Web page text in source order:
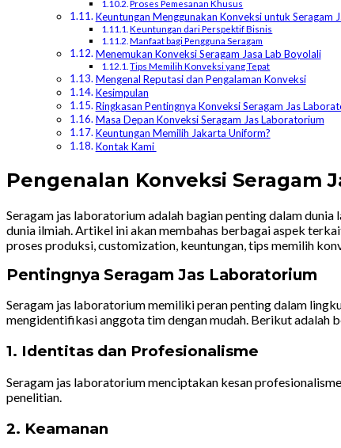
Proses Pemesanan Khusus
Keuntungan Menggunakan Konveksi untuk Seragam
Keuntungan dari Perspektif Bisnis
Manfaat bagi Pengguna Seragam
Menemukan Konveksi Seragam Jasa Lab Boyolali
Tips Memilih Konveksi yang Tepat
Mengenal Reputasi dan Pengalaman Konveksi
Kesimpulan
Ringkasan Pentingnya Konveksi Seragam Jas
Masa Depan Konveksi Seragam Jas Laboratorium
Keuntungan Memilih Jakarta Uniform?
Kontak Kami
Pengenalan Konveksi Seragam
Seragam jas laboratorium adalah bagian penting dalam
dunia ilmiah. Artikel ini akan membahas berbagai aspek
proses produksi, customization, keuntungan, tips memilih
Pentingnya Seragam Jas Laboratorium
Seragam jas laboratorium memiliki peran penting dalam
mengidentifikasi anggota tim dengan mudah. Berikut adalah
1. Identitas dan Profesionalisme
Seragam jas laboratorium menciptakan kesan
penelitian.
2. Keamanan